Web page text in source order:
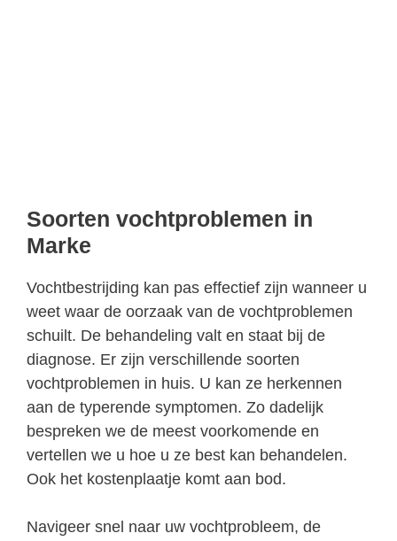
Soorten vochtproblemen in
Marke
Vochtbestrijding kan pas effectief zijn wanneer u
weet waar de oorzaak van de vochtproblemen
schuilt. De behandeling valt en staat bij de
diagnose. Er zijn verschillende soorten
vochtproblemen in huis. U kan ze herkennen
aan de typerende symptomen. Zo dadelijk
bespreken we de meest voorkomende en
vertellen we u hoe u ze best kan behandelen.
Ook het kostenplaatje komt aan bod.
Navigeer snel naar uw vochtprobleem, de